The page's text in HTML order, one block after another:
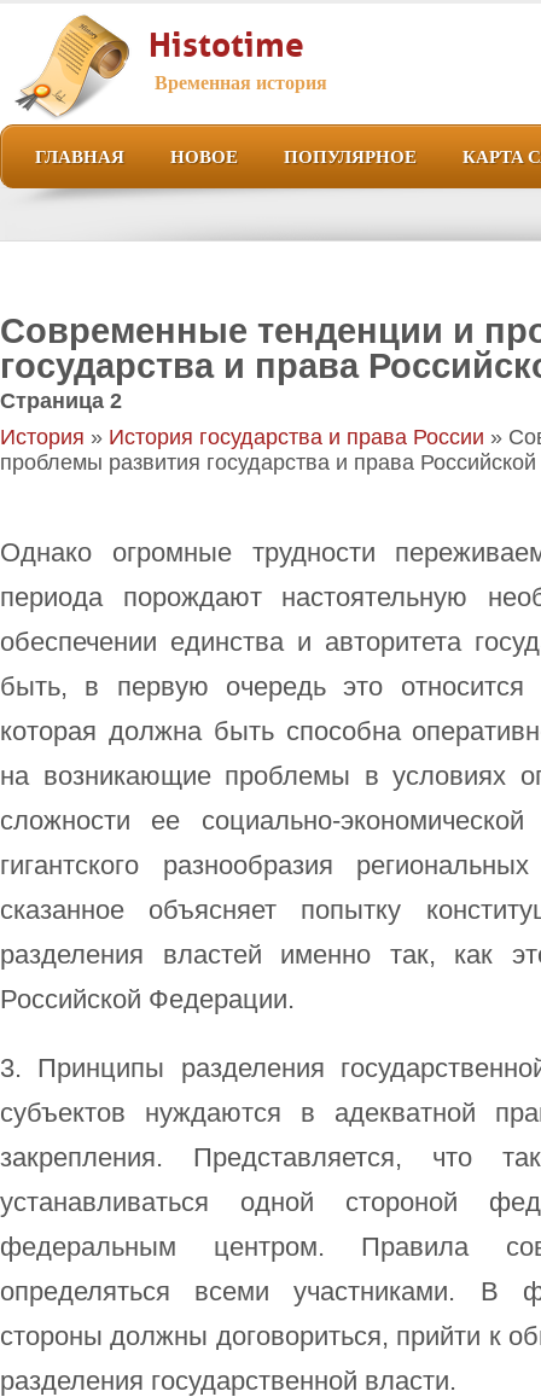
Histotime
Временная история
ГЛАВНАЯ НОВОЕ ПОПУЛЯРНОЕ КАРТА
Современные тенденции и
государства и права
Страница 2
История » История государства и права России »
проблемы развития государства и права
Однако огромные трудности
периода порождают настоятельную
обеспечении единства и авторитета
быть, в первую очередь это относится
которая должна быть способна
на возникающие проблемы в условиях
сложности ее социально-
гигантского разнообразия
сказанное объясняет попытку
разделения властей именно так, как
Российской Федерации.
3. Принципы разделения
субъектов нуждаются в адекватной
закрепления. Представляется, что
устанавливаться одной стороной
федеральным центром. Правила
определяться всеми участниками. В
стороны должны договориться, прийти к
разделения государственной власти.